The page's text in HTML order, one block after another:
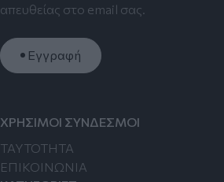
απευθείας στο email σας.
Εγγραφή
ΧΡΗΣΙΜΟΙ ΣΥΝΔΕΣΜΟΙ
TAYTOTHTA
ΕΠΙΚΟΙΝΩΝΙΑ